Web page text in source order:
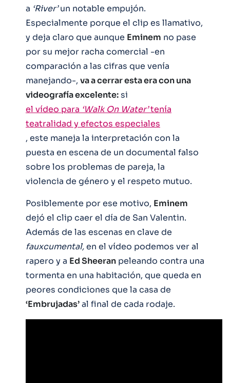
a ‘River’un notable empujón.
Especialmente porque el clip es llamativo,
y deja claro que aunque Eminem no pase
por su mejor racha comercial -en
comparación a las cifras que venía
manejando-, va a cerrar esta era con una
videografía excelente:si
el vídeo para ‘Walk On Water’tenía
teatralidad y efectos especiales
, este maneja la interpretación con la
puesta en escena de un documental falso
sobre los problemas de pareja, la
violencia de género y el respeto mutuo.
Posiblemente por ese motivo, Eminem
dejó el clip caer el día de San Valentin.
Además de las escenas en clave de
fauxcumental,en el vídeo podemos ver al
rapero y a Ed Sheeran peleando contra una
tormenta en una habitación, que queda en
peores condiciones que la casa de
‘Embrujadas’al final de cada rodaje.